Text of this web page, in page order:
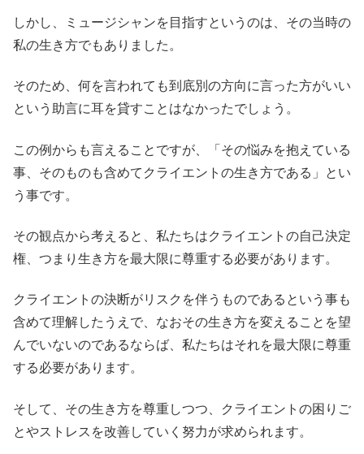
しかし、ミュージシャンを目指すというのは、その当時の
私の生き方でもありました。
そのため、何を言われても到底別の方向に言った方がいい
という助言に耳を貸すことはなかったでしょう。
この例からも言えることですが、「その悩みを抱えている
事、そのものも含めてクライエントの生き方である」とい
う事です。
その観点から考えると、私たちはクライエントの自己決定
権、つまり生き方を最大限に尊重する必要があります。
クライエントの決断がリスクを伴うものであるという事も
含めて理解したうえで、なおその生き方を変えることを望
んでいないのであるならば、私たちはそれを最大限に尊重
する必要があります。
そして、その生き方を尊重しつつ、クライエントの困りご
とやストレスを改善していく努力が求められます。